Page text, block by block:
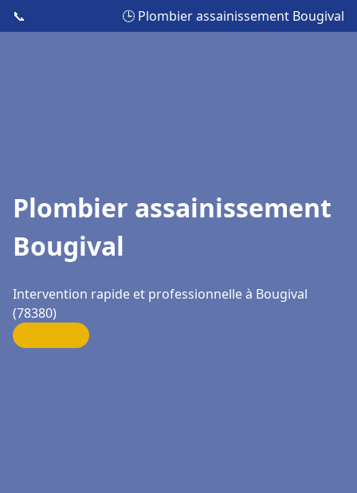
📞 🕒 Plombier assainissement Bougival
Plombier assainissement
Bougival
Intervention rapide et professionnelle à Bougival
(78380)